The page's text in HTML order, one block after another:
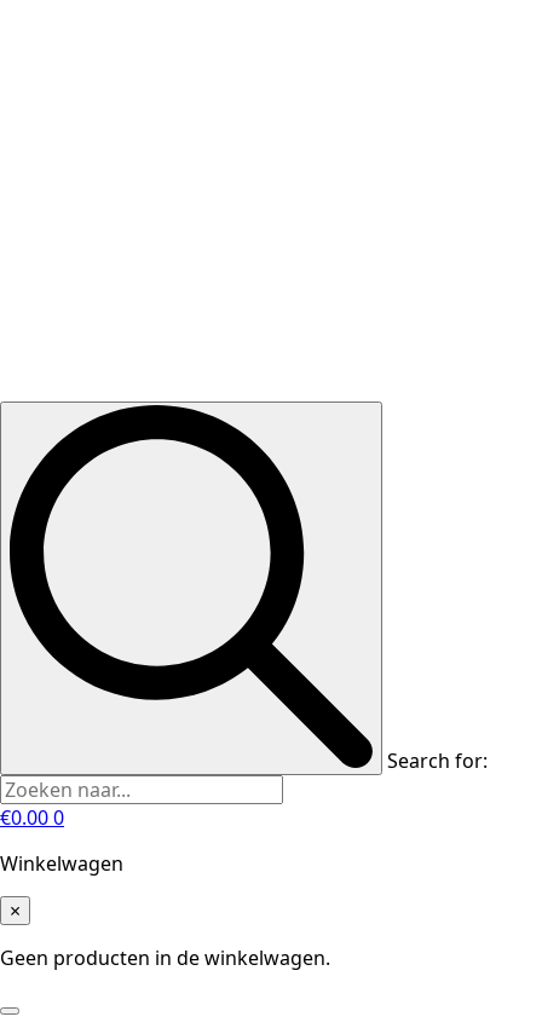
Search for:
€0.000
Winkelwagen
×
Geen producten in de winkelwagen.